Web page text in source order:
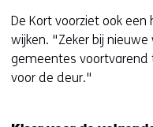
De Kort voorziet ook
wijken. "Zeker bij
gemeentes voortvarend
voor de deur."